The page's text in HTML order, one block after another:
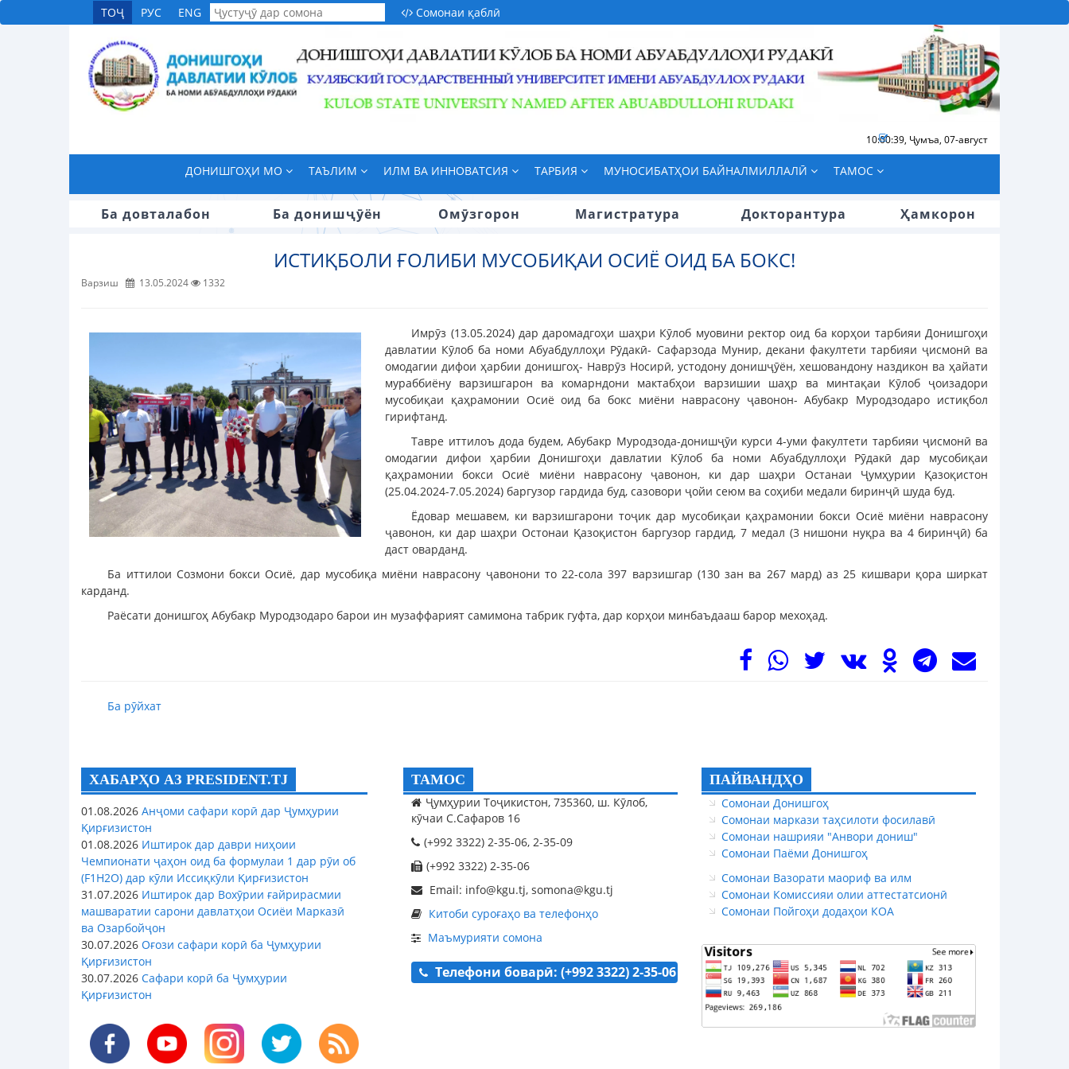
ТОҶ РУС ENG Сомонаи қаблӣ
10:00:40, Ҷумъа, 07-август
ДОНИШГОҲИ МО ТАЪЛИМ ИЛМ ВА ИННОВАТСИЯ ТАРБИЯ МУНОСИБАТҲОИ БАЙНАЛМИЛЛАЛӢ ТАМОС
Ба довталабон Ба донишҷӯён Омӯзгорон Магистратура Докторантура Ҳамкорон
ИСТИҚБОЛИ ҒОЛИБИ МУСОБИҚАИ ОСИЁ ОИД БА БОКС!
Варзиш 13.05.2024 1332
Имрӯз (13.05.2024) дар даромадгоҳи шаҳри Кӯлоб муовини ректор оид ба корҳои тарбияи Донишгоҳи
давлатии Кӯлоб ба номи Абуабдуллоҳи Рӯдакӣ- Сафарзода Мунир, декани факултети тарбияи ҷисмонӣ ва
омодагии дифои ҳарбии донишгоҳ- Наврӯз Носирӣ, устодону донишҷӯён, хешовандону наздикон ва ҳайати
мураббиёну варзишгарон ва комарндони мактабҳои варзишии шаҳр ва минтақаи Кӯлоб ҷоизадори
мусобиқаи қаҳрамонии Осиё оид ба бокс миёни наврасону ҷавонон- Абубакр Муродзодаро истиқбол
гирифтанд.
Тавре иттилоъ дода будем, Абубакр Муродзода-донишҷӯи курси 4-уми факултети тарбияи ҷисмонӣ ва
омодагии дифои ҳарбии Донишгоҳи давлатии Кӯлоб ба номи Абуабдуллоҳи Рӯдакӣ дар мусобиқаи
қаҳрамонии бокси Осиё миёни наврасону ҷавонон, ки дар шаҳри Останаи Ҷумҳурии Қазоқистон
(25.04.2024-7.05.2024) баргузор гардида буд, сазовори ҷойи сеюм ва соҳиби медали биринҷӣ шуда буд.
Ёдовар мешавем, ки варзишгарони тоҷик дар мусобиқаи қаҳрамонии бокси Осиё миёни наврасону
ҷавонон, ки дар шаҳри Остонаи Қазоқистон баргузор гардид, 7 медал (3 нишони нуқра ва 4 биринҷӣ) ба
даст оварданд.
Ба иттилои Созмони бокси Осиё, дар мусобиқа миёни наврасону ҷавонони то 22-сола 397 варзишгар (130 зан ва 267 мард) аз 25 кишвари қора ширкат
карданд.
Раёсати донишгоҳ Абубакр Муродзодаро барои ин музаффарият самимона табрик гуфта, дар корҳои минбаъдааш барор мехоҳад.
Ба рӯйхат
ХАБАРҲО АЗ PRESIDENT.TJ
01.08.2026 Анҷоми сафари корӣ дар Ҷумҳурии
Қирғизистон
01.08.2026 Иштирок дар даври ниҳоии
Чемпионати ҷаҳон оид ба формулаи 1 дар рӯи об
(F1H2O) дар кӯли Иссиқкӯли Қирғизистон
31.07.2026 Иштирок дар Вохӯрии ғайрирасмии
машваратии сарони давлатҳои Осиёи Марказӣ
ва Озарбойҷон
30.07.2026 Оғози сафари корӣ ба Ҷумҳурии
Қирғизистон
30.07.2026 Сафари корӣ ба Ҷумҳурии
Қирғизистон
ТАМОС
Ҷумҳурии Тоҷикистон, 735360, ш. Кӯлоб,
кӯчаи С.Сафаров 16
(+992 3322) 2-35-06, 2-35-09
(+992 3322) 2-35-06
Email: info@kgu.tj, somona@kgu.tj
Китоби суроғаҳо ва телефонҳо
Маъмурияти сомона
Телефони боварӣ: (+992 3322) 2-35-06
ПАЙВАНДҲО
Сомонаи Донишгоҳ
Сомонаи маркази таҳсилоти фосилавӣ
Сомонаи нашрияи "Анвори дониш"
Сомонаи Паёми Донишгоҳ
Сомонаи Вазорати маориф ва илм
Сомонаи Комиссияи олии аттестатсионӣ
Сомонаи Пойгоҳи додаҳои КОА